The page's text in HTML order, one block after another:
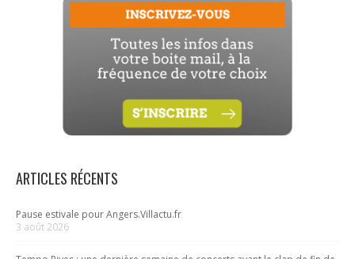
ARTICLES RÉCENTS
Pause estivale pour Angers.Villactu.fr
3 août 2026